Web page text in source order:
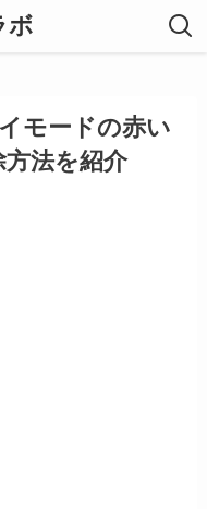
ボ
モードの赤い
法を紹介